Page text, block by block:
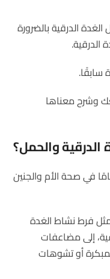
الغدة الدرقية بالضرورة
سابقًا.
وشرح معناها
والحمل؟
في صحة الأم والجنين
فرط نشاط الغدة
إلى مضاعفات
أو تشوهات